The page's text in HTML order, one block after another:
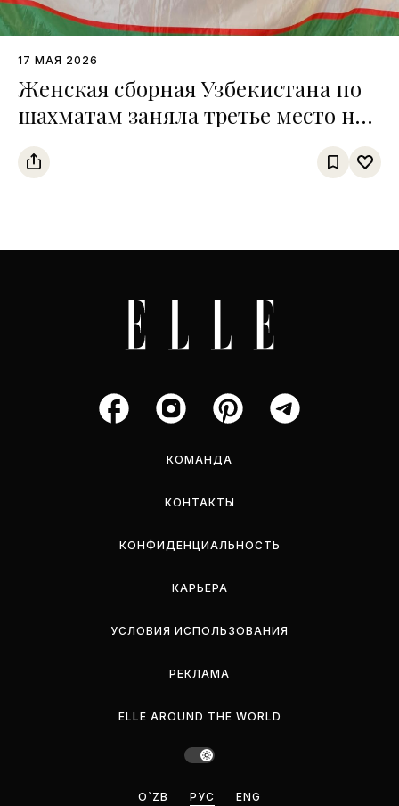
17 МАЯ 2026
Женская сборная Узбекистана по
шахматам заняла третье место на
чемпионате среди тюркских
государств
КОМАНДА
КОНТАКТЫ
КОНФИДЕНЦИАЛЬНОСТЬ
КАРЬЕРА
УСЛОВИЯ ИСПОЛЬЗОВАНИЯ
РЕКЛАМА
ELLE AROUND THE WORLD
O`ZB РУС ENG